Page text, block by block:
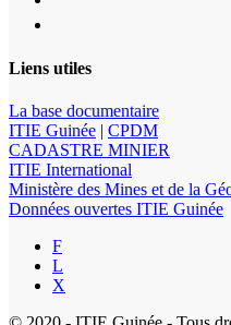
Liens utiles
La base documentaire
ITIE Guinée
CPDM
CADASTRE MINIER
ITIE International
Ministère des Mines et de la
Données ouvertes ITIE Guinée
F
L
X